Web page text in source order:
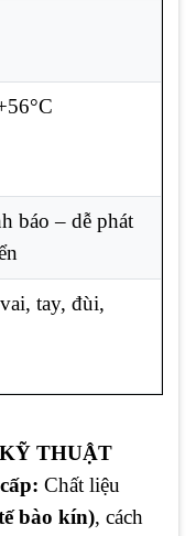
báo – dễ phát
tay, đùi,
THUẬT
Chất liệu
bào kín), cách